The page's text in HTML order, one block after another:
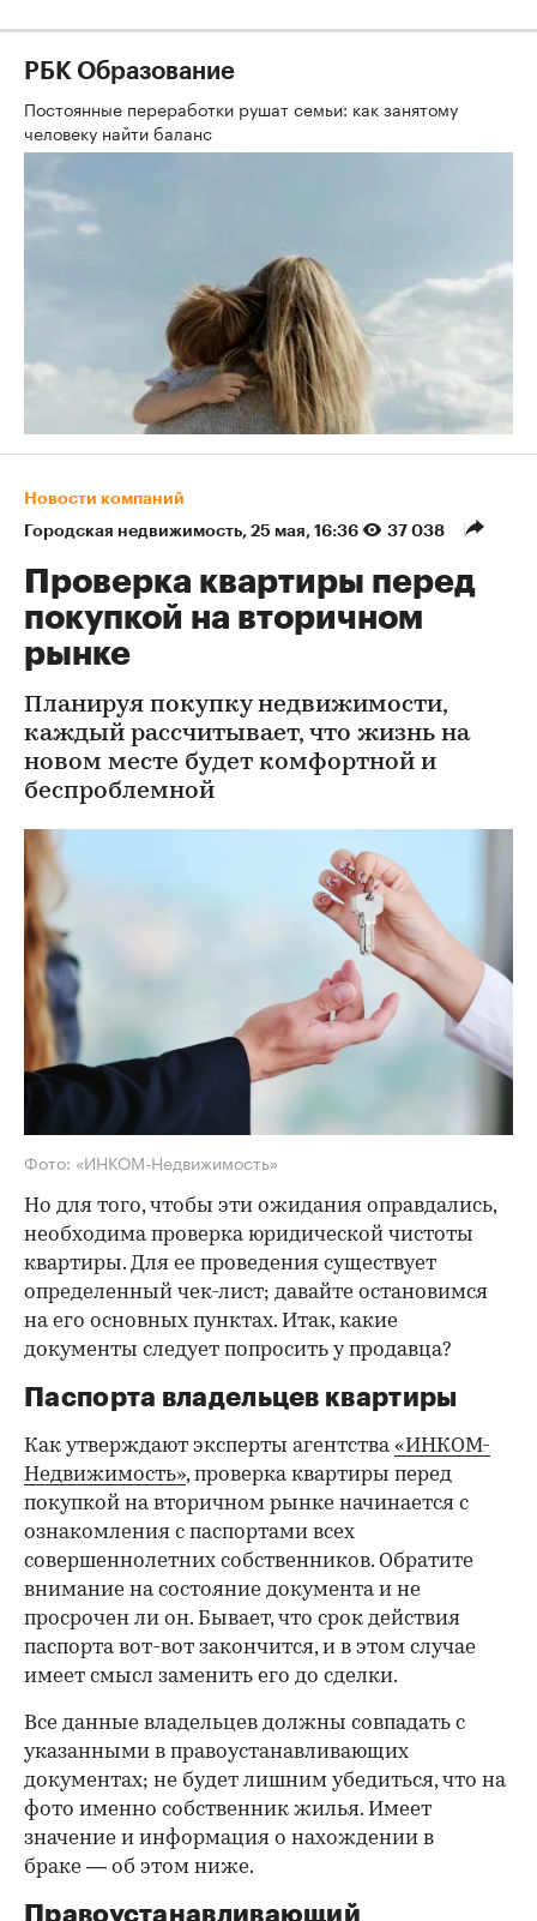
РБК Образование
Постоянные переработки рушат семьи: как занятому
человеку найти баланс
Новости компаний
Городская недвижимость⁠, 25 мая, 16:36 37 038
Проверка квартиры перед
покупкой на вторичном
рынке
Планируя покупку недвижимости,
каждый рассчитывает, что жизнь на
новом месте будет комфортной и
беспроблемной
Фото: «ИНКОМ-Недвижимость»
Но для того, чтобы эти ожидания оправдались,
необходима проверка юридической чистоты
квартиры. Для ее проведения существует
определенный чек-лист; давайте остановимся
на его основных пунктах. Итак, какие
документы следует попросить у продавца?
Паспорта владельцев квартиры
Как утверждают эксперты агентства«ИНКОМ-
Недвижимость», проверка квартиры перед
покупкой на вторичном рынке начинается с
ознакомления с паспортами всех
совершеннолетних собственников. Обратите
внимание на состояние документа и не
просрочен ли он. Бывает, что срок действия
паспорта вот-вот закончится, и в этом случае
имеет смысл заменить его до сделки.
Все данные владельцев должны совпадать с
указанными в правоустанавливающих
документах; не будет лишним убедиться, что на
фото именно собственник жилья. Имеет
значение и информация о нахождении в
браке — об этом ниже.
Правоустанавливающий